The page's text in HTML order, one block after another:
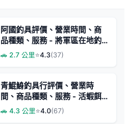
阿國釣具評價、營業時間、商
品種類、服務 - 將軍區在地釣
具店
🚗 2.7 公里⭐4.3(37)
青鯤鯓釣具行評價、營業時
間、商品種類、服務 - 活蝦餌
料配件齊全
🚗 4.3 公里⭐4.0(67)